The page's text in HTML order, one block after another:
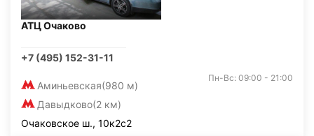
АТЦ Очаково
+7 (495) 152-31-11
Аминьевская(980 м)
Давыдково(2 км)
Пн-Вс: 09:00 - 21:00
Очаковское ш., 10к2с2